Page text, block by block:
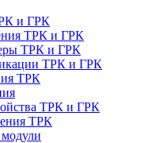
и ГРК
ТРК и ГРК
ТРК и ГРК
ТРК и ГРК
ТРК
ТРК и ГРК
ТРК